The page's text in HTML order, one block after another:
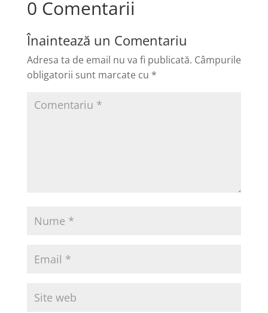
0 Comentarii
Înaintează un Comentariu
Adresa ta de email nu va fi publicată. Câmpurile
obligatorii sunt marcate cu *